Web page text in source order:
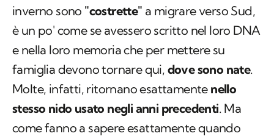
inverno sono "costrette" a migrare verso Sud,
è un po' come se avessero scritto nel loro DNA
e nella loro memoria che per mettere su
famiglia devono tornare qui, dove sono nate.
Molte, infatti, ritornano esattamente nello
stesso nido usato negli anni precedenti. Ma
come fanno a sapere esattamente quando